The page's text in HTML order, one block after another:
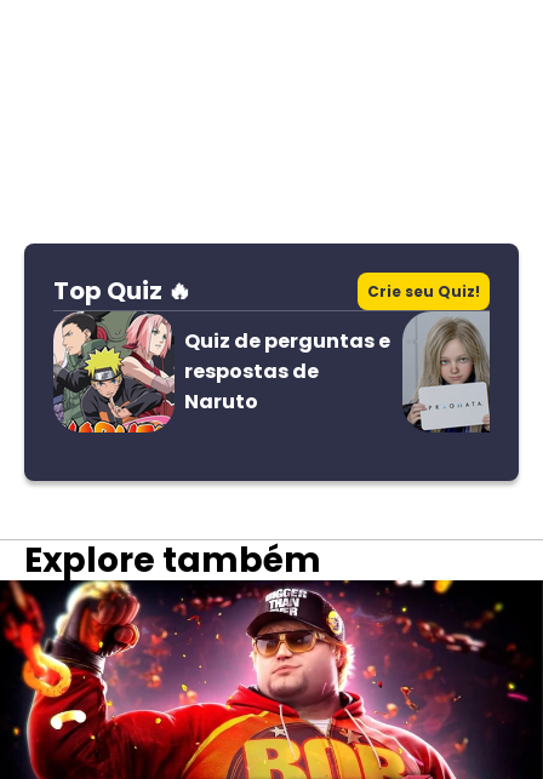
Top Quiz 🔥 Crie seu Quiz!
Quiz de perguntas e
respostas de
Naruto
Explore também